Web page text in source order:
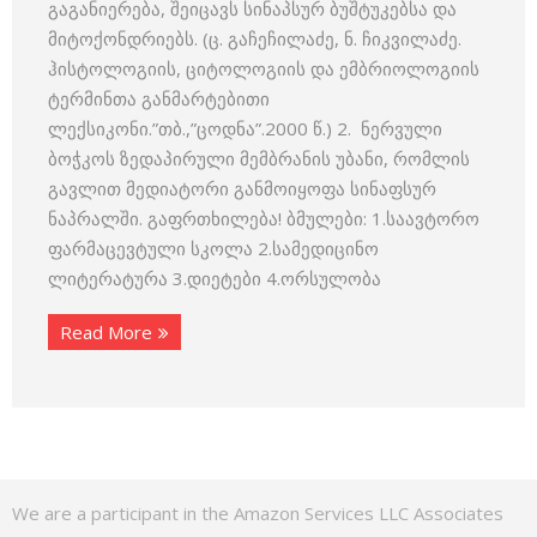
გაგანიერება, შეიცავს სინაპსურ ბუშტუკებსა და
მიტოქონდრიებს. (ც. გაჩეჩილაძე, ნ. ჩიკვილაძე.
ჰისტოლოგიის, ციტოლოგიის და ემბრიოლოგიის
ტერმინთა განმარტებითი
ლექსიკონი.”თბ.,”ცოდნა”.2000 წ.) 2. ნერვული
ბოჭკოს ზედაპირული მემბრანის უბანი, რომლის
გავლით მედიატორი განმოიყოფა სინაფსურ
ნაპრალში. გაფრთხილება! ბმულები: 1.საავტორო
ფარმაცევტული სკოლა 2.სამედიცინო
ლიტერატურა 3.დიეტები 4.ორსულობა
Read More
We are a participant in the Amazon Services LLC Associates